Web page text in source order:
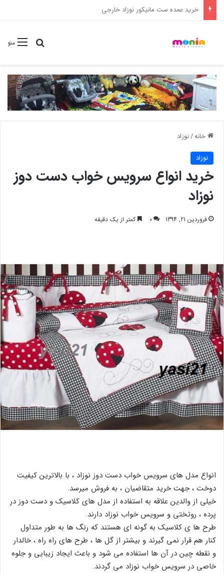
خرید شامپو سر و بدن 500 میل کودک موستلا
منوجستجو
خانه/نوزاد
نوزاد
خرید انواع سرویس خواب دست دوز
نوزاد
فروردین 21, 1394 0 کمتر از یک دقیقه
انواع مدل های سرویس خواب دست دوز نوزاد ، با بالاترین کیفیت
دوخت ، جهت خرید متقاضیان ، به فروش میرسد.
خیلی از والدین علاقه به استفاده از مدل های کلاسیک و دست دوز در
پرده ، روتختی و سرویس خواب نوزاد دارند.
طرح ها ی کلاسیک به گونه ای هستند که رنگ ها به طور متداول
کنار هم قرار نمی گیرند و بیشتر از گل ها ، طرح های راه راه ، خالدار
و نقطه چین در آن ها استفاده می شود و باعث ایجاد زیبایی و جلوه
خاصی در سرویس خواب نوزاد می گردند.